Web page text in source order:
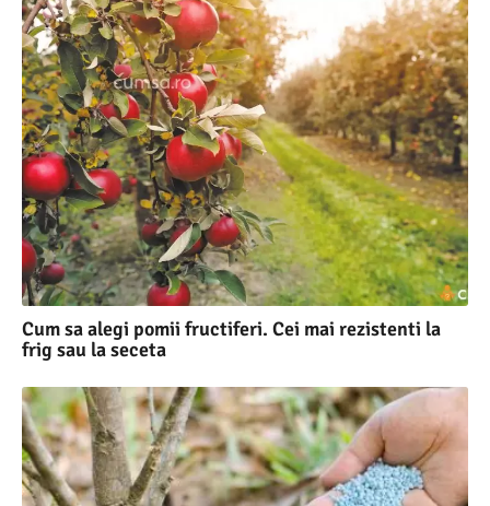
Cum sa alegi pomii fructiferi. Cei mai rezistenti la
frig sau la seceta